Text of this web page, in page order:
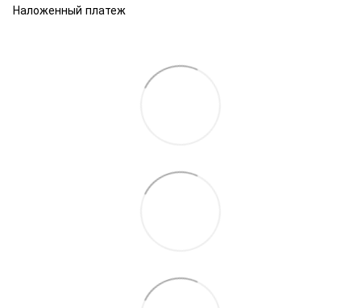
Наложенный платеж